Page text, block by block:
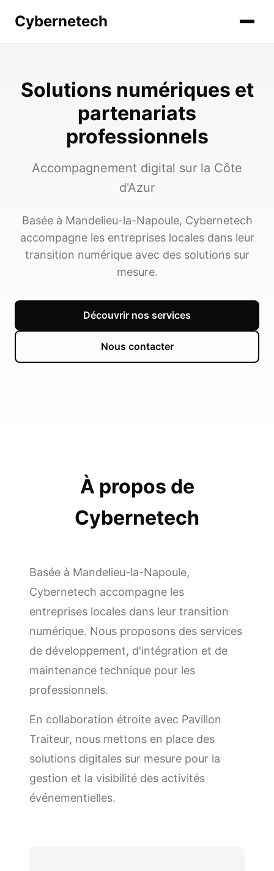
Cybernetech
Solutions numériques et
partenariats
professionnels
Accompagnement digital sur la Côte
d'Azur
Basée à Mandelieu-la-Napoule, Cybernetech
accompagne les entreprises locales dans leur
transition numérique avec des solutions sur
mesure.
Découvrir nos services
Nous contacter
À propos de
Cybernetech
Basée à Mandelieu-la-Napoule,
Cybernetech accompagne les
entreprises locales dans leur transition
numérique. Nous proposons des services
de développement, d'intégration et de
maintenance technique pour les
professionnels.
En collaboration étroite avec Pavillon
Traiteur, nous mettons en place des
solutions digitales sur mesure pour la
gestion et la visibilité des activités
événementielles.